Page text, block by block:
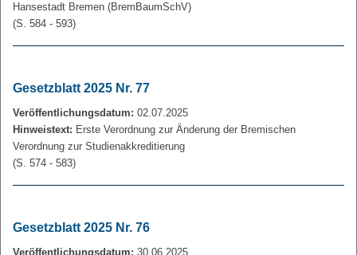
Hansestadt Bremen (BremBaumSchV)
(S. 584 - 593)
Gesetzblatt 2025 Nr. 77
Veröffentlichungsdatum: 02.07.2025
Hinweistext: Erste Verordnung zur Änderung der Bremischen
Verordnung zur Studienakkreditierung
(S. 574 - 583)
Gesetzblatt 2025 Nr. 76
Veröffentlichungsdatum: 30.06.2025